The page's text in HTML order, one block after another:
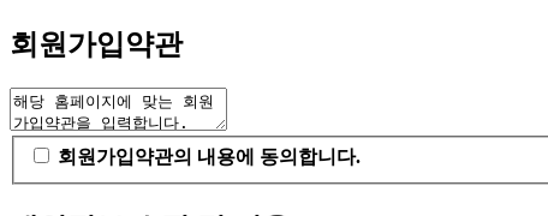
회원가입약관
회원가입약관의 내용에 동의합니다.